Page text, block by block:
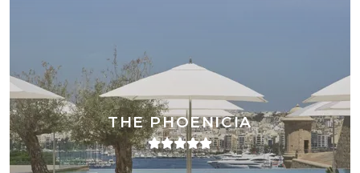
THE PHOENICIA